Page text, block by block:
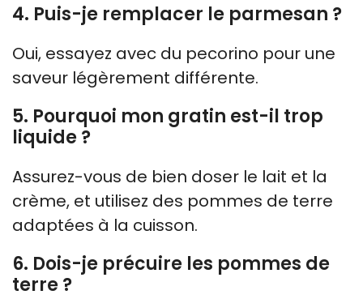
4. Puis-je remplacer le parmesan ?
Oui, essayez avec du pecorino pour une
saveur légèrement différente.
5. Pourquoi mon gratin est-il trop
liquide ?
Assurez-vous de bien doser le lait et la
crème, et utilisez des pommes de terre
adaptées à la cuisson.
6. Dois-je précuire les pommes de
terre ?